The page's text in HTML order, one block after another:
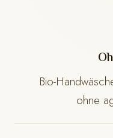
Bio-
ohne